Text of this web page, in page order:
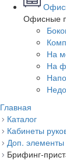
Офисные
На
На
Главная
Каталог
Кабинеты
Доп. элементы
Брифинг-